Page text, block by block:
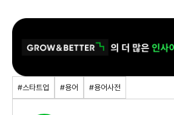
#스타트업 #용어 #용어사전